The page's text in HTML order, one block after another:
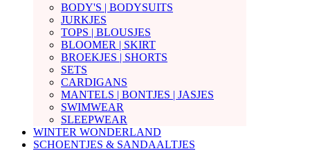
BODY'S | BODYSUITS
JURKJES
TOPS | BLOUSJES
BLOOMER | SKIRT
BROEKJES | SHORTS
SETS
CARDIGANS
MANTELS | BONTJES | JASJES
SWIMWEAR
SLEEPWEAR
WINTER WONDERLAND
SCHOENTJES & SANDAALTJES